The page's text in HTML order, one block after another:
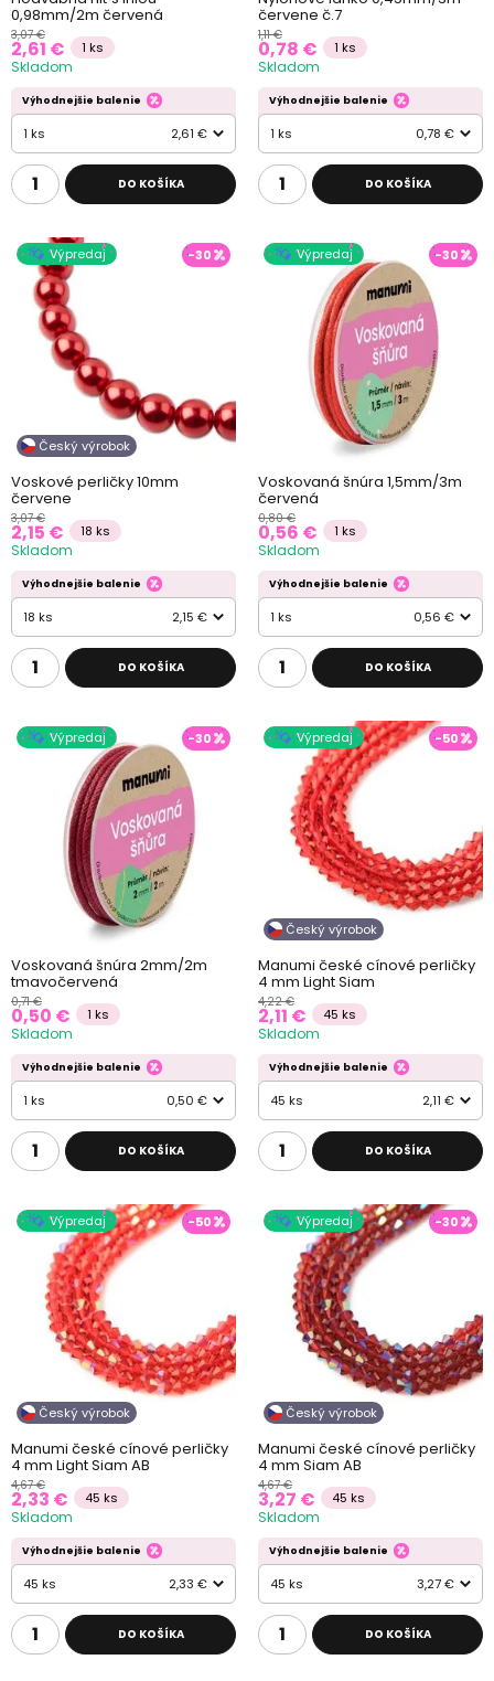
0,98mm/2m červená
3,07 €
2,61 € 1 ks
Skladom
Výhodnejšie balenie
1 ks 2,61 €
DO KOŠÍKA
červene č.7
1,11 €
0,78 € 1 ks
Skladom
Výhodnejšie balenie
1 ks 0,78 €
DO KOŠÍKA
Výpredaj
Český výrobok
-30
Voskové perličky 10mm
červene
3,07 €
2,15 € 18 ks
Skladom
Výhodnejšie balenie
18 ks 2,15 €
DO KOŠÍKA
Výpredaj -30
Voskovaná šnúra 1,5mm/3m
červená
0,80 €
0,56 € 1 ks
Skladom
Výhodnejšie balenie
1 ks 0,56 €
DO KOŠÍKA
Výpredaj -30
Voskovaná šnúra 2mm/2m
tmavočervená
0,71 €
0,50 € 1 ks
Skladom
Výhodnejšie balenie
1 ks 0,50 €
DO KOŠÍKA
Výpredaj
Český výrobok
-50
Manumi české cínové perličky
4 mm Light Siam
4,22 €
2,11 € 45 ks
Skladom
Výhodnejšie balenie
45 ks 2,11 €
DO KOŠÍKA
Výpredaj
Český výrobok
-50
Manumi české cínové perličky
4 mm Light Siam AB
4,67 €
2,33 € 45 ks
Skladom
Výhodnejšie balenie
45 ks 2,33 €
DO KOŠÍKA
Výpredaj
Český výrobok
-30
Manumi české cínové perličky
4 mm Siam AB
4,67 €
3,27 € 45 ks
Skladom
Výhodnejšie balenie
45 ks 3,27 €
DO KOŠÍKA